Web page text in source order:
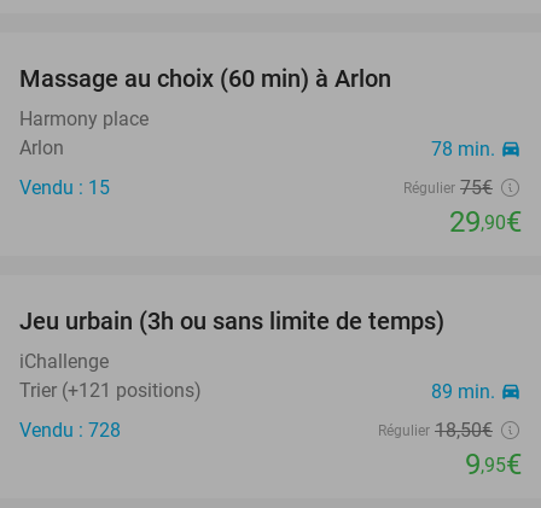
Massage au choix (60 min) à Arlon
Harmony place
Arlon
78 min. directions_car
Vendu : 15 Régulier 75€
29,90€
Jeu urbain (3h ou sans limite de temps)
iChallenge
Trier (+121 positions)
89 min. directions_car
Vendu : 728 Régulier 18,50€
9,95€